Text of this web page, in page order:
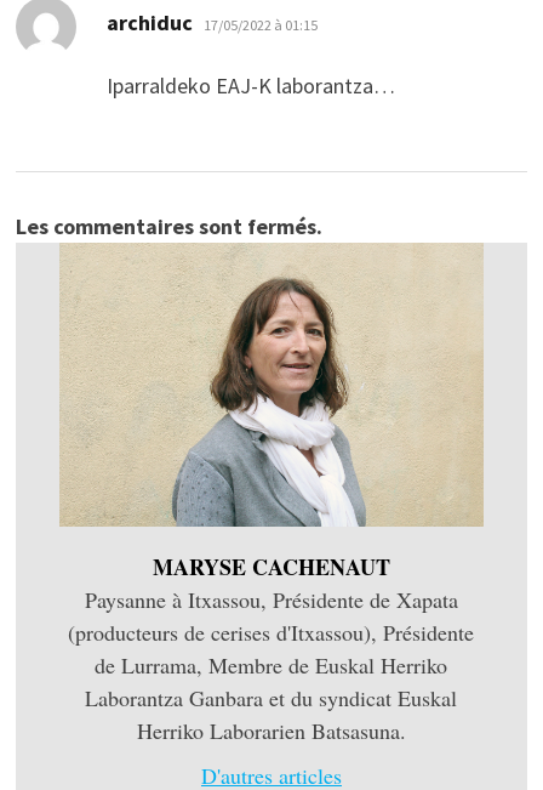
archiduc dit :
17/05/2022 à 01:15
Iparraldeko EAJ-K laborantza…
Les commentaires sont fermés.
MARYSE CACHENAUT
Paysanne à Itxassou, Présidente de Xapata
(producteurs de cerises d'Itxassou), Présidente
de Lurrama, Membre de Euskal Herriko
Laborantza Ganbara et du syndicat Euskal
Herriko Laborarien Batsasuna.
D'autres articles